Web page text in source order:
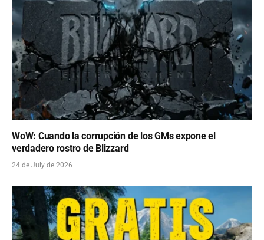
WoW: Cuando la corrupción de los GMs expone el
verdadero rostro de Blizzard
24 de July de 2026